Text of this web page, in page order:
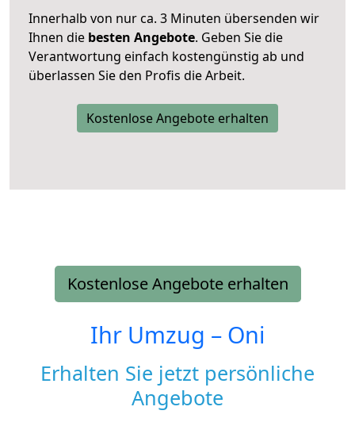
Innerhalb von nur ca. 3 Minuten übersenden wir
Ihnen die besten Angebote. Geben Sie die
Verantwortung einfach kostengünstig ab und
überlassen Sie den Profis die Arbeit.
Kostenlose Angebote erhalten
Kostenlose Angebote erhalten
Ihr Umzug – Oni
Erhalten Sie jetzt persönliche
Angebote